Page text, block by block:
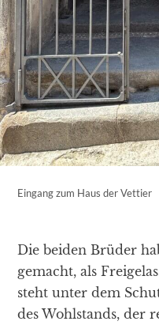
Eingang zum Haus der Vettier
Die beiden Brüder
gemacht, als
steht unter dem
des Wohlstands, der